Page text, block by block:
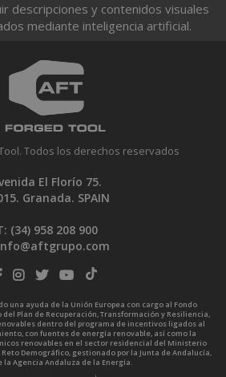
descripciones y contenidos visuales
mediante inteligencia artificial.
Todos los derechos reservados
El Florío 75.
Granada. SPAIN
(34) 958 208 900
una ayuda de la Unión Europea con cargo al Fondo
Plan de Recuperación, Transformación y Resiliencia,
dentro del programa de incentivos ligados al
con fuentes de energía renovable, así como la
renovables en el sector residencial del Ministerio
Demográfico, gestionado por la Junta de Andalucía,
la Agencia Andaluza de la Energía.